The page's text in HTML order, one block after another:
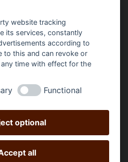
zzgl.
website tracking
its services, constantly
according to
to this and can revoke or
time with effect for the
Functional
optional
all